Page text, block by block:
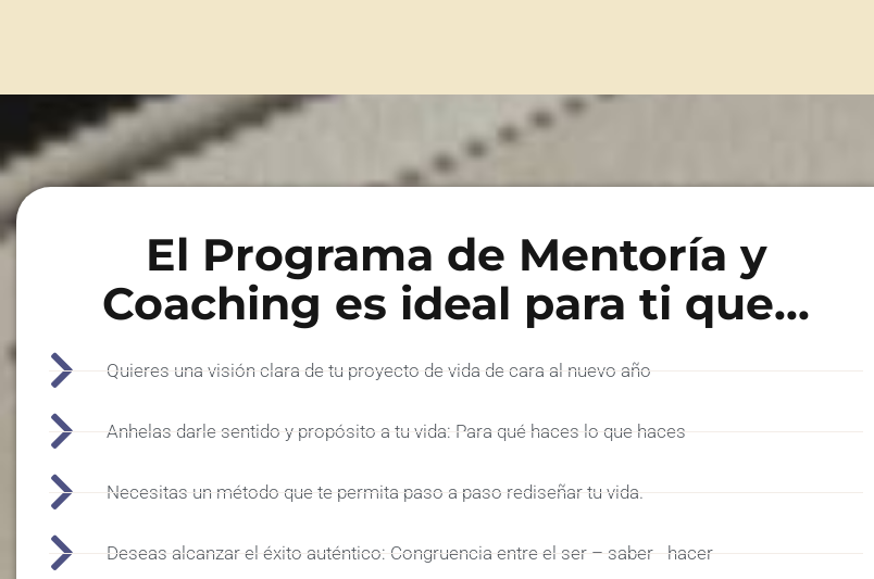
El Programa de Mentoría y
Coaching es ideal para ti que...
Quieres una visión clara de tu proyecto de vida de cara al nuevo año
Anhelas darle sentido y propósito a tu vida: Para qué haces lo que haces
Necesitas un método que te permita paso a paso rediseñar tu vida.
Deseas alcanzar el éxito auténtico: Congruencia entre el ser – saber - hacer